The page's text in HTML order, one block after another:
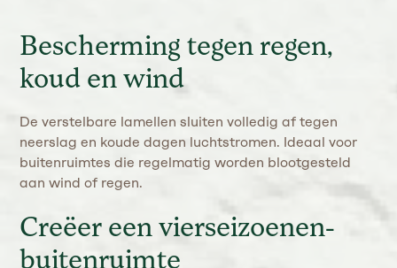
Bescherming tegen regen,
koud en wind
De verstelbare lamellen sluiten volledig af tegen
neerslag en koude dagen luchtstromen. Ideaal voor
buitenruimtes die regelmatig worden blootgesteld
aan wind of regen.
Creëer een vierseizoenen-
buitenruimte